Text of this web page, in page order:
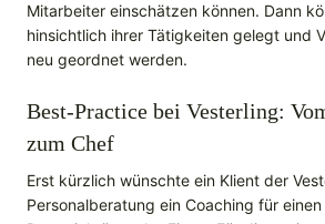
Mitarbeiter einschätzen können. Dann
hinsichtlich ihrer Tätigkeiten gelegt und
neu geordnet werden.
Best-Practice bei Vesterling:
zum Chef
Erst kürzlich wünschte ein Klient der
Personalberatung ein Coaching für